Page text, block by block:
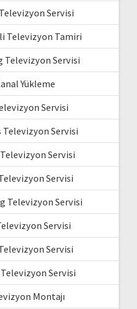
Servisi
Televizyon Tamiri
Televizyon Servisi
Yükleme
Servisi
Servisi
Servisi
Servisi
Televizyon Servisi
Servisi
Servisi
Servisi
Montajı